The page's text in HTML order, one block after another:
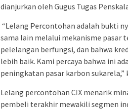
dianjurkan oleh Gugus Tugas
“Lelang Percontohan adalah bukti
sama lain melalui mekanisme pasar
pelelangan berfungsi, dan bahwa
lebih baik. Kami percaya bahwa ini
peningkatan pasar karbon sukarela,”
Lelang percontohan CIX menarik
pembeli terakhir mewakili segmen